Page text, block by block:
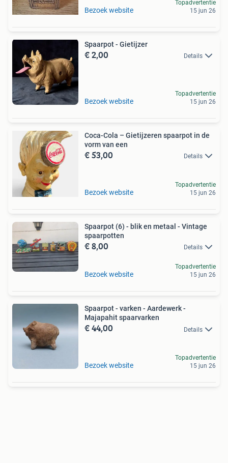
Bezoek website
Topadvertentie
15 jun 26
Spaarpot - Gietijzer
€ 2,00 Details
Bezoek website
Topadvertentie
15 jun 26
Coca-Cola – Gietijzeren spaarpot in de
vorm van een
€ 53,00 Details
Bezoek website
Topadvertentie
15 jun 26
Spaarpot (6) - blik en metaal - Vintage
spaarpotten
€ 8,00 Details
Bezoek website
Topadvertentie
15 jun 26
Spaarpot - varken - Aardewerk -
Majapahit spaarvarken
€ 44,00 Details
Bezoek website
Topadvertentie
15 jun 26